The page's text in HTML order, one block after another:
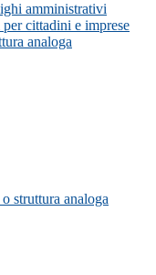
amministrativi
cittadini e imprese
analoga
struttura analoga